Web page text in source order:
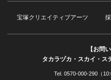
宝塚クリエイティブアーツ
【お問
タカラヅカ・スカイ・ス
Tel. 0570-000-290（